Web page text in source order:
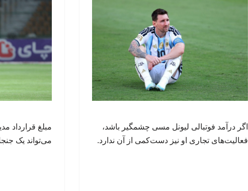
اگر درآمد فوتبالی لیونل مسی چشمگیر باشد،
فعالیت‌های تجاری او نیز دست‌کمی از آن ندارد.
مبلغ قرارداد
می‌تواند یک